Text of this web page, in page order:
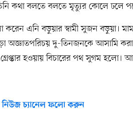
কথা বলতে বলতে মৃত্যুর কোলে ঢলে
করেন এনি বড়ুয়ার স্বামী সুজন বড়ুয়া।
অজ্ঞাতপরিচয় দু-তিনজনকে আসামি
হওয়ায় বিচারের পথ সুগম হলো।
চ্যানেল ফলো করুন